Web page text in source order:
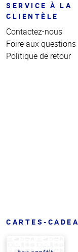
SERVICE À LA
CLIENTÈLE
Contactez-nous
Foire aux questions
Politique de retour
CARTES-